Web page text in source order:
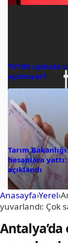
TV100 uyduda
açılmıyor?
Tarım
hesaplara
açıklandı
Anasayfa›Yerel›
yuvarlandı: Çok